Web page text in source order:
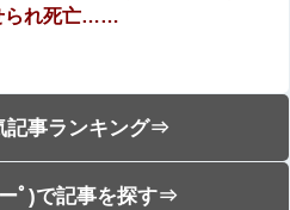
られ死亡……
記事ランキング⇒
ﾟ)で記事を探す⇒